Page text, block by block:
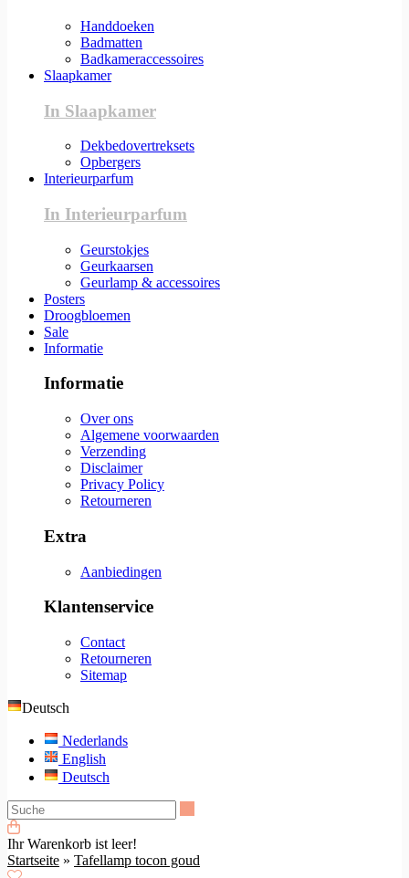
Handdoeken
Badmatten
Badkameraccessoires
Slaapkamer
In Slaapkamer
Dekbedovertreksets
Opbergers
Interieurparfum
In Interieurparfum
Geurstokjes
Geurkaarsen
Geurlamp & accessoires
Posters
Droogbloemen
Sale
Informatie
Informatie
Over ons
Algemene voorwaarden
Verzending
Disclaimer
Privacy Policy
Retourneren
Extra
Aanbiedingen
Klantenservice
Contact
Retourneren
Sitemap
Deutsch
Nederlands
English
Deutsch
Ihr Warenkorb ist leer!
Startseite » Tafellamp tocon goud